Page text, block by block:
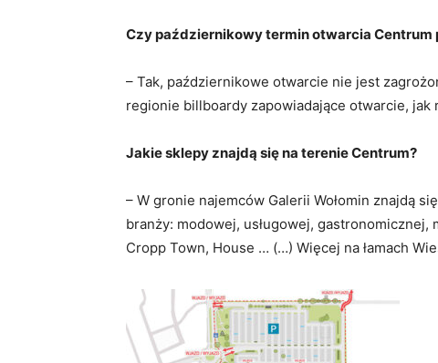
Czy październikowy termin otwarcia Centrum
– Tak, październikowe otwarcie nie jest
regionie billboardy zapowiadające otwarcie, jak
Jakie sklepy znajdą się na terenie Centrum?
– W gronie najemców Galerii Wołomin znajdą
branży: modowej, usługowej,
Cropp Town, House … (…) Więcej na łamach